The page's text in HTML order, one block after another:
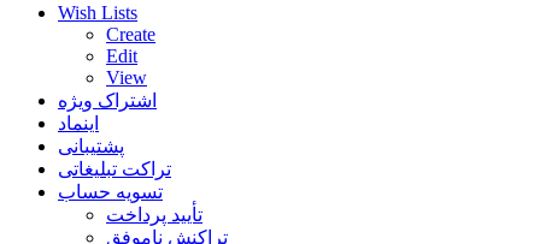
Wish Lists
Create
Edit
View
اشتراک ویژه
اینماد
پشتیبانی
تراکت تبلیغاتی
تسویه حساب
تأیید پرداخت
تراکنش ناموفق